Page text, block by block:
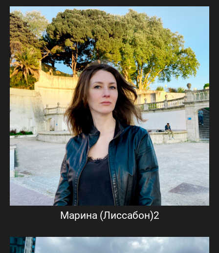
Марина (Лиссабон)2